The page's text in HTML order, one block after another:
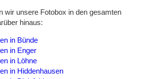
wir unsere Fotobox in den gesamten
hinaus:
in Bünde
in Enger
in Löhne
in Hiddenhausen